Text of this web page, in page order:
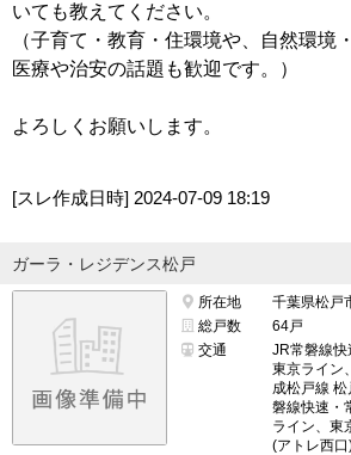
いても教えてください。
（子育て・教育・住環境や、自然環境
医療や治安の話題も歓迎です。）
よろしくお願いします。
[スレ作成日時] 2024-07-09 18:19
ガーラ・レジデンス松戸
所在地
千葉県松戸
総戸数
64戸
交通
JR常磐線
東京ライン
成松戸線
磐線快速・
ライン、東
(アトレ西